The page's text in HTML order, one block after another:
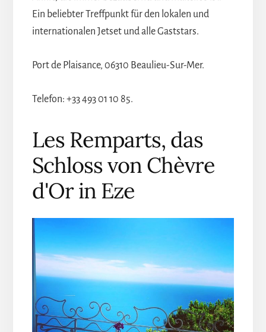
Ein beliebter Treffpunkt für den lokalen und
internationalen Jetset und alle Gaststars.
Port de Plaisance, 06310 Beaulieu-Sur-Mer.
Telefon: +33 493 01 10 85.
Les Remparts, das
Schloss von Chèvre
d'Or in Eze